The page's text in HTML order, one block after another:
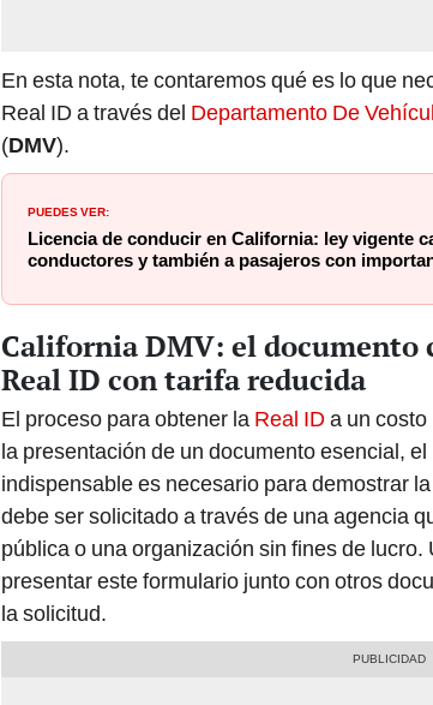
En esta nota, te contaremos qué es lo que
Real ID a través del Departamento De
(DMV).
PUEDES VER:
Licencia de conducir en California: ley vigente
conductores y también a pasajeros con
California DMV: el documento
Real ID con tarifa reducida
El proceso para obtener la Real IDa un
la presentación de un documento esencial, el
indispensable es necesario para demostrar
debe ser solicitado a través de una agencia
pública o una organización sin fines de
presentar este formulario junto con otros
la solicitud.